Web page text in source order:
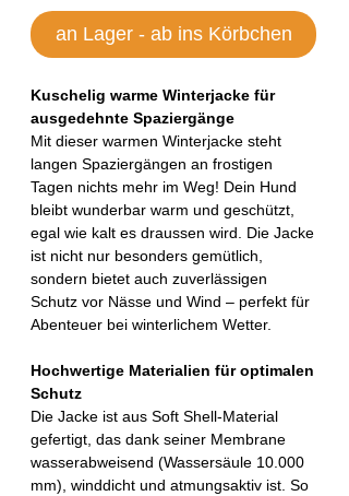
an Lager - ab ins Körbchen
Kuschelig warme Winterjacke für
ausgedehnte Spaziergänge
Mit dieser warmen Winterjacke steht
langen Spaziergängen an frostigen
Tagen nichts mehr im Weg! Dein Hund
bleibt wunderbar warm und geschützt,
egal wie kalt es draussen wird. Die Jacke
ist nicht nur besonders gemütlich,
sondern bietet auch zuverlässigen
Schutz vor Nässe und Wind – perfekt für
Abenteuer bei winterlichem Wetter.
Hochwertige Materialien für optimalen
Schutz
Die Jacke ist aus Soft Shell-Material
gefertigt, das dank seiner Membrane
wasserabweisend (Wassersäule 10.000
mm), winddicht und atmungsaktiv ist. So